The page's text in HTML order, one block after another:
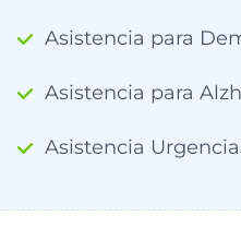
Asistencia para
Asistencia para
Asistencia